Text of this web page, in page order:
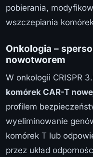
pobierania,
wszczepiania
Onkologia –
nowotworem
W onkologii CRISPR
komórek CAR-T
profilem
wyeliminowanie
komórek T lub
przez układ